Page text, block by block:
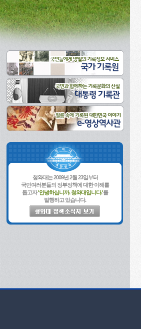
청와대는 2009년 2월 23일부터
국민여러분들의 정부정책에 대한 이해를
돕고자'안녕하십니까. 청와대입니다.'를
발행하고 있습니다.